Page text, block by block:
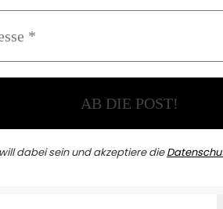
dabei sein und akzeptiere die